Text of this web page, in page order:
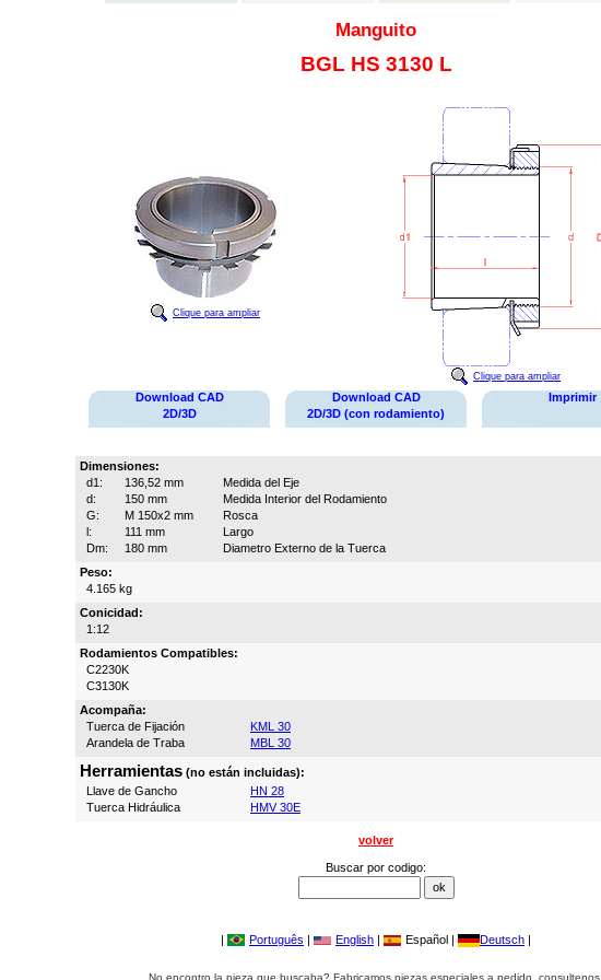
Manguito
BGL HS 3130 L
Clique para ampliar
Clique para ampliar
Download CAD
2D/3D
Download CAD
2D/3D (con rodamiento)
Imprimir
Dimensiones:
d1:
136,52 mm
Medida del Eje
d:
150 mm
Medida Interior del Rodamiento
G:
M 150x2 mm
Rosca
l:
111 mm
Largo
Dm:
180 mm
Diametro Externo de la Tuerca
Peso:
4.165 kg
Conicidad:
1:12
Rodamientos Compatibles:
C2230K
C3130K
Acompaña:
Tuerca de Fijación
KML 30
Arandela de Traba
MBL 30
Herramientas (no están incluidas):
Llave de Gancho
HN 28
Tuerca Hidráulica
HMV 30E
volver
Buscar por codigo:
| Português | English | Español | Deutsch |
No encontro la pieza que buscaba? Fabricamos piezas especiales a pedido, consultenos.